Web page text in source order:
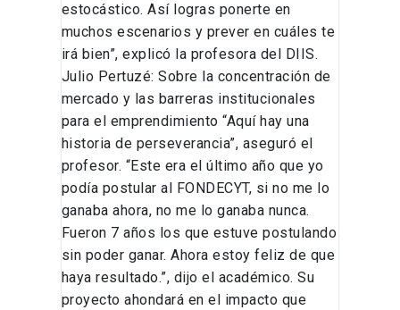
estocástico. Así logras ponerte en
muchos escenarios y prever en cuáles te
irá bien”, explicó la profesora del DIIS.
Julio Pertuzé: Sobre la concentración de
mercado y las barreras institucionales
para el emprendimiento “Aquí hay una
historia de perseverancia”, aseguró el
profesor. “Este era el último año que yo
podía postular al FONDECYT, si no me lo
ganaba ahora, no me lo ganaba nunca.
Fueron 7 años los que estuve postulando
sin poder ganar. Ahora estoy feliz de que
haya resultado.”, dijo el académico. Su
proyecto ahondará en el impacto que